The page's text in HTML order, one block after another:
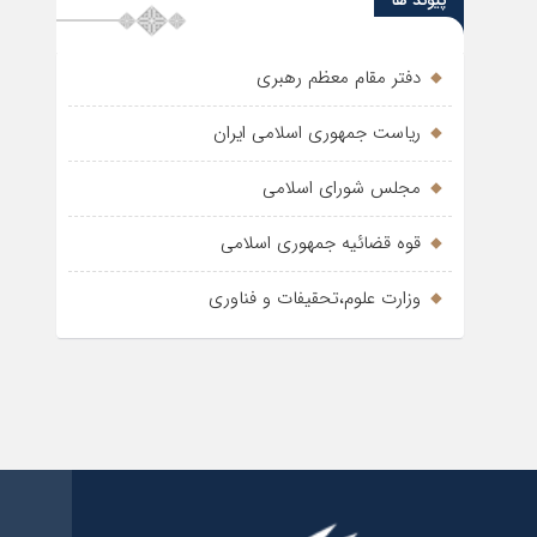
دفتر مقام معظم رهبری
ریاست جمهوری اسلامی ایران
مجلس شورای اسلامی
قوه قضائیه جمهوری اسلامی
وزارت علوم،تحقیفات و فناوری